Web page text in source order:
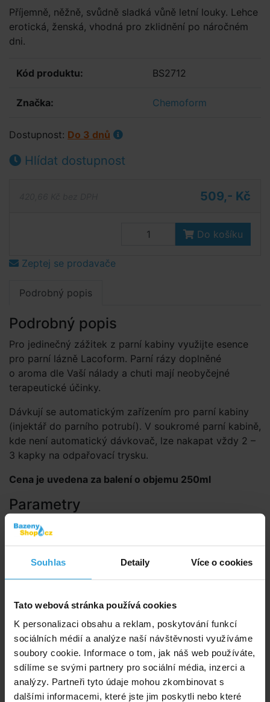
Souhlas Detaily Více o cookies
Tato webová stránka používá cookies
K personalizaci obsahu a reklam, poskytování funkcí
sociálních médií a analýze naší návštěvnosti využíváme
soubory cookie. Informace o tom, jak náš web používáte,
sdílíme se svými partnery pro sociální média, inzerci a
analýzy. Partneři tyto údaje mohou zkombinovat s
dalšími informacemi, které jste jim poskytli nebo které
Příjemně, něžně, svůdně sladká vůně letní louky. Lehce
erotická, ženská, vhodná pro zklidnění po náročném
dni.
Kód produktu: BS2712
Značka: Chemoform
Dostupnost: Do 3 dnů
Hlídat dostupnost
509,- Kč
Do košíku
Zeptej se prodavače
Podrobný popis
Podrobný popis
Pro jedinečný zážitek z parní kabiny využijte esence
pro parní lázně Lacoform. Parní rázy doplněné
o aroma dle Vaší nálady a chuti mají neobyčejné
terapeutické účinky.
Dávkují se automatickým zařízením pro parní kabiny
(injektář do parního potrubí). V soukromé parní kabině,
kde není automatický dávkovač, lze nakapat vždy 2 –
3 kapky na odpařovací trysku.
Cena je uvedena za balení o objemu 250ml
Parametry
Značka:
Objem: 0,25 l
Dokumenty ke stažení
Bezpečnostní list Chemoform esence pro parní
lázně Luční kvítí